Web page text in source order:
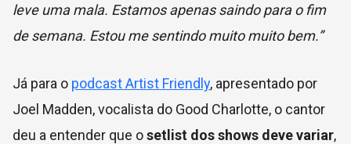
leve uma mala. Estamos apenas saindo para o fim
de semana. Estou me sentindo muito muito bem.”
Já para o podcast Artist Friendly, apresentado por
Joel Madden, vocalista do Good Charlotte, o cantor
deu a entender que osetlist dos shows deve variar,